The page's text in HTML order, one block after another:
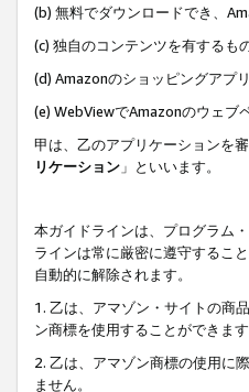
(b) 無料でダウンロードでき、
(c) 独自のコンテンツを有するも
(d) Amazonのショッピングアプ
(e) WebViewでAmazonのウェブ
甲は、乙のアプリケーションを
リケーション 」といいます。
本ガイドラインは、プログラム
ラインは常に厳密に遵守するこ
自動的に解除されます。
1. 乙は、アマゾン・サイトの商
ン商標を使用することができます
2. 乙は、アマゾン商標の使用に
ません。